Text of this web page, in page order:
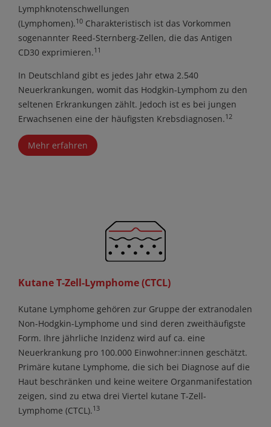
Lymphknotenschwellungen
(Lymphomen).10 Charakteristisch ist das Vorkommen
sogenannter Reed-Sternberg-Zellen, die das Antigen
CD30 exprimieren.11
In Deutschland gibt es jedes Jahr etwa 2.540
Neuerkrankungen, womit das Hodgkin-Lymphom zu den
seltenen Erkrankungen zählt. Jedoch ist es bei jungen
Erwachsenen eine der häufigsten Krebsdiagnosen.12
Mehr erfahren
Kutane T-Zell-Lymphome (CTCL)
Kutane Lymphome gehören zur Gruppe der extranodalen
Non-Hodgkin-Lymphome und sind deren zweithäufigste
Form. Ihre jährliche Inzidenz wird auf ca. eine
Neuerkrankung pro 100.000 Einwohner:innen geschätzt.
Primäre kutane Lymphome, die sich bei Diagnose auf die
Haut beschränken und keine weitere Organmanifestation
zeigen, sind zu etwa drei Viertel kutane T-Zell-
Lymphome (CTCL).13